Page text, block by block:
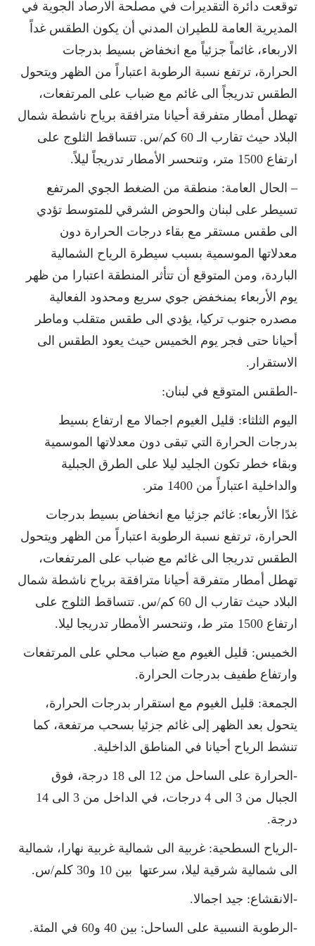
توقعت دائرة التقديرات في مصلحة الارصاد الجوية في
المديرية العامة للطيران المدني أن يكون الطقس غداً
الاربعاء، غائماً جزئياً مع انخفاض بسيط بدرجات
الحرارة، ترتفع نسبة الرطوبة اعتباراً من الظهر ويتحول
الطقس تدريجاً الى غائم مع ضباب على المرتفعات،
تهطل أمطار متفرقة أحيانا مترافقة برياح ناشطة شمال
البلاد حيث تقارب الـ 60 كم/س. تتساقط الثلوج على
ارتفاع 1500 متر، وتنحسر الأمطار تدريجاً ليلاً.
– الحال العامة: منطقة من الضغط الجوي المرتفع
تسيطر على لبنان والحوض الشرقي للمتوسط تؤدي
الى طقس مستقر مع بقاء درجات الحرارة دون
معدلاتها الموسمية بسبب سيطرة الرياح الشمالية
الباردة، ومن المتوقع أن تتأثر المنطقة اعتبارا من ظهر
يوم الأربعاء بمنخفض جوي سريع ومحدود الفعالية
مصدره جنوب تركيا، يؤدي الى طقس متقلب وماطر
أحيانا حتى فجر يوم الخميس حيث يعود الطقس الى
الاستقرار.
-الطقس المتوقع في لبنان:
اليوم الثلثاء: قليل الغيوم اجمالا مع ارتفاع بسيط
بدرجات الحرارة التي تبقى دون معدلاتها الموسمية
وبقاء خطر تكون الجليد ليلا على الطرق الجبلية
والداخلية اعتباراً من 1400 متر.
غدًا الأربعاء: غائم جزئيا مع انخفاض بسيط بدرجات
الحرارة، ترتفع نسبة الرطوبة اعتباراً من الظهر ويتحول
الطقس تدريجا الى غائم مع ضباب على المرتفعات،
تهطل أمطار متفرقة أحيانا مترافقة برياح ناشطة شمال
البلاد حيث تقارب ال 60 كم/س. تتساقط الثلوج على
ارتفاع 1500 متر ط، وتنحسر الأمطار تدريجا ليلا.
الخميس: قليل الغيوم مع ضباب محلي على المرتفعات
وارتفاع طفيف بدرجات الحرارة.
الجمعة: قليل الغيوم مع استقرار بدرجات الحرارة،
يتحول بعد الظهر إلى غائم جزئيا بسحب مرتفعة، كما
تنشط الرياح أحيانا في المناطق الداخلية.
-الحرارة على الساحل من 12 الى 18 درجة، فوق
الجبال من 3 الى 4 درجات، في الداخل من 3 الى 14
درجة.
-الرياح السطحية: غربية الى شمالية غربية نهارا، شمالية
الى شمالية شرقية ليلا، سرعتها بين 10 و30 كلم/س.
-الانقشاع: جيد اجمالا.
-الرطوبة النسبية على الساحل: بين 40 و60 في المئة.